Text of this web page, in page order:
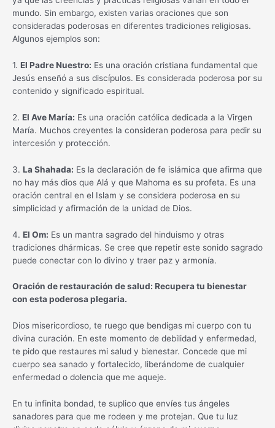
mundo. Sin embargo, existen varias oraciones que son
consideradas poderosas en diferentes tradiciones religiosas.
Algunos ejemplos son:
1. El Padre Nuestro: Es una oración cristiana fundamental que
Jesús enseñó a sus discípulos. Es considerada poderosa por su
contenido y significado espiritual.
2. El Ave María: Es una oración católica dedicada a la Virgen
María. Muchos creyentes la consideran poderosa para pedir su
intercesión y protección.
3. La Shahada: Es la declaración de fe islámica que afirma que
no hay más dios que Alá y que Mahoma es su profeta. Es una
oración central en el Islam y se considera poderosa en su
simplicidad y afirmación de la unidad de Dios.
4. El Om: Es un mantra sagrado del hinduismo y otras
tradiciones dhármicas. Se cree que repetir este sonido sagrado
puede conectar con lo divino y traer paz y armonía.
Oración de restauración de salud: Recupera tu bienestar
con esta poderosa plegaria.
Dios misericordioso, te ruego que bendigas mi cuerpo con tu
divina curación. En este momento de debilidad y enfermedad,
te pido que restaures mi salud y bienestar. Concede que mi
cuerpo sea sanado y fortalecido, liberándome de cualquier
enfermedad o dolencia que me aqueje.
En tu infinita bondad, te suplico que envíes tus ángeles
sanadores para que me rodeen y me protejan. Que tu luz